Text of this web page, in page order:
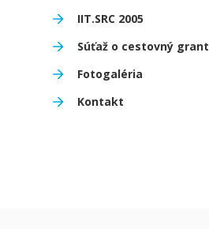
IIT.SRC 2005
Súťaž o cestovný grant
Fotogaléria
Kontakt